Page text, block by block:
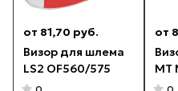
от 81,70 руб.
Визор для шлема
LS2 OF560/575
от
MT